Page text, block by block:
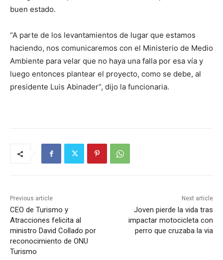
buen estado.
“A parte de los levantamientos de lugar que estamos
haciendo, nos comunicaremos con el Ministerio de Medio
Ambiente para velar que no haya una falla por esa vía y
luego entonces plantear el proyecto, como se debe, al
presidente Luis Abinader”, dijo la funcionaria.
Previous article
CEO de Turismo y
Atracciones felicita al
ministro David Collado por
reconocimiento de ONU
Turismo
Next article
Joven pierde la vida tras
impactar motocicleta con
perro que cruzaba la via